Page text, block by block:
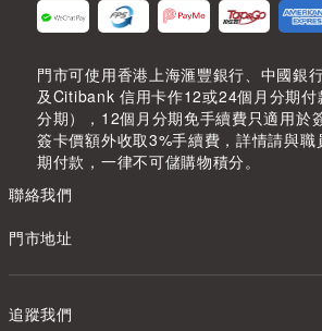
門市可使用香港上海滙豐銀行、中國銀
及Citibank 信用卡作12或24個月分期付
分期），12個月分期免手續費只適用於
簽卡價額外收取3%手續費，詳情請與
期付款，一律不可儲購物積分。
聯絡我們
門市地址
追蹤我們